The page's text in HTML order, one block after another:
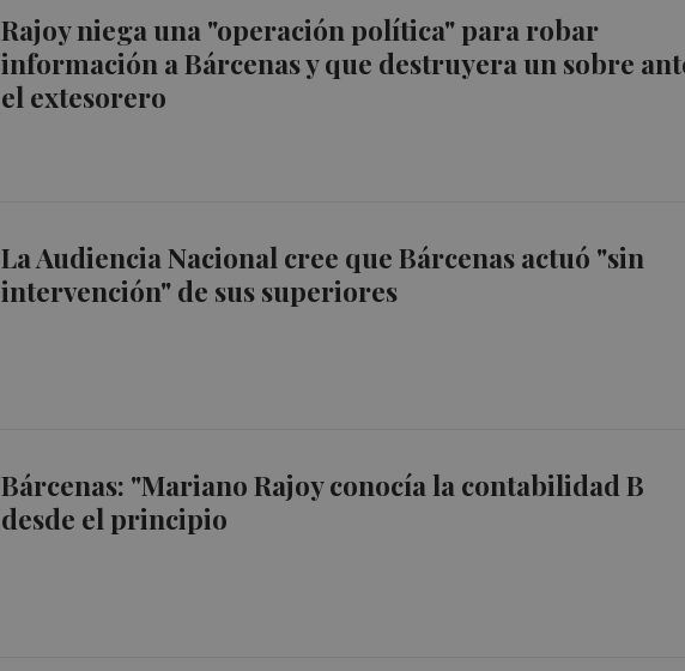
Rajoy niega una "operación política" para robar
información a Bárcenas y que destruyera un sobre
el extesorero
La Audiencia Nacional cree que Bárcenas actuó "sin
intervención" de sus superiores
Bárcenas: "Mariano Rajoy conocía la contabilidad B
desde el principio